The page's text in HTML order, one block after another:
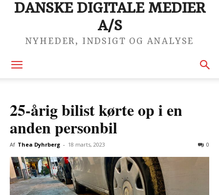
DANSKE DIGITALE MEDIER
A/S
NYHEDER, INDSIGT OG ANALYSE
25-årig bilist kørte op i en
anden personbil
Af Thea Dyhrberg - 18 marts, 2023 0